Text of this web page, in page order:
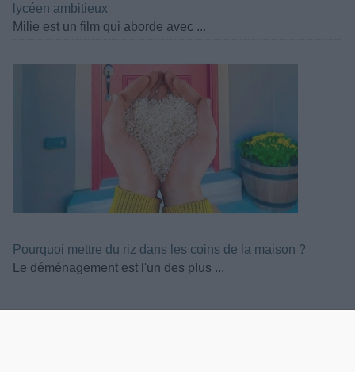
lycéen ambitieux
Milie est un film qui aborde avec ...
Pourquoi mettre du riz dans les coins de la maison ?
Le déménagement est l'un des plus ...